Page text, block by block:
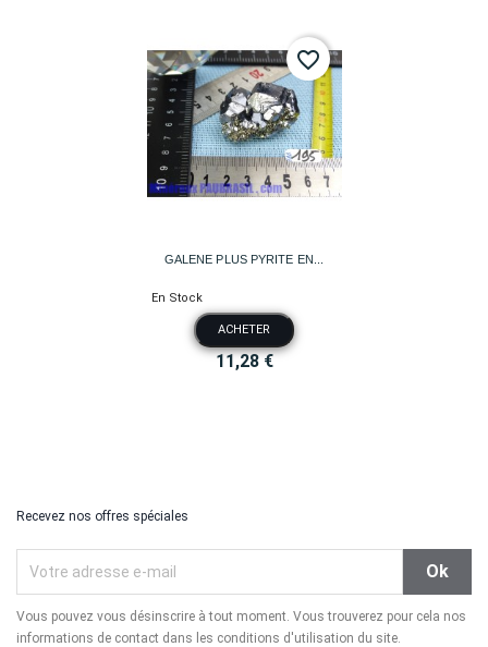
GALENE PLUS PYRITE EN...
En Stock
ACHETER
11,28 €
favorite_border
Recevez nos offres spéciales
Vous pouvez vous désinscrire à tout moment. Vous trouverez pour cela nos
informations de contact dans les conditions d'utilisation du site.